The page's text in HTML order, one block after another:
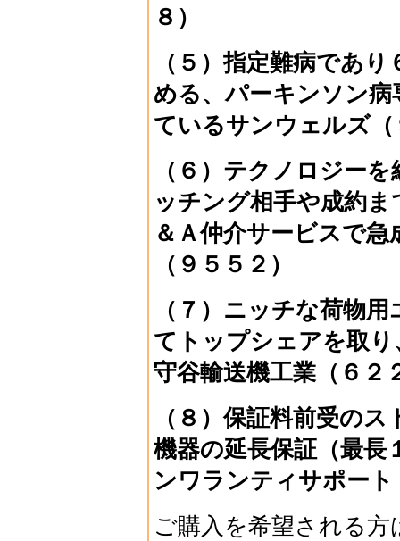
８）
（５）指定難病であ
める、パーキンソン
ているサンウェルズ（
（６）テクノロジー
ッチング相手や成約
＆Ａ仲介サービスで
（９５５２）
（７）ニッチな荷物
てトップシェアを取
守谷輸送機工業（６２
（８）保証料前受の
機器の延長保証（最長
ンワランティサポート
ご購入を希望される方